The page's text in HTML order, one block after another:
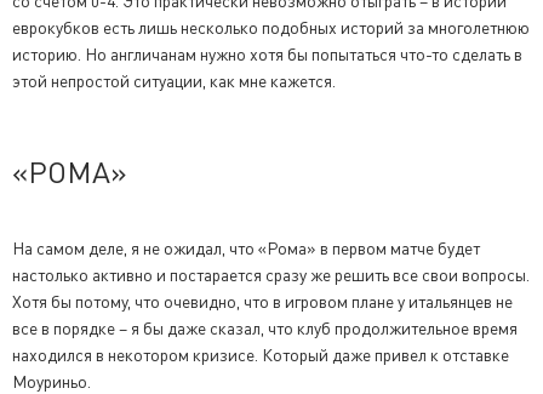
еврокубков есть лишь несколько подобных историй за многолетнюю
историю. Но англичанам нужно хотя бы попытаться что-то сделать в
этой непростой ситуации, как мне кажется.
«РОМА»
На самом деле, я не ожидал, что «Рома» в первом матче будет
настолько активно и постарается сразу же решить все свои вопросы.
Хотя бы потому, что очевидно, что в игровом плане у итальянцев не
все в порядке – я бы даже сказал, что клуб продолжительное время
находился в некотором кризисе. Который даже привел к отставке
Моуриньо.